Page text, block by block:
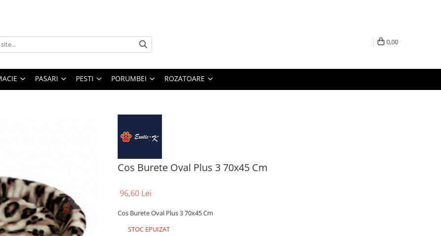
0,00
PASARI PESTI PORUMBEI ROZATOARE
Cos Burete Oval Plus 3 70x45 Cm
96,60 Lei
Cos Burete Oval Plus 3 70x45 Cm
STOC EPUIZAT